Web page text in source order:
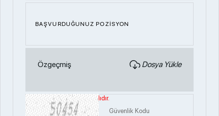
BAŞVURDUĞUNUZ POZİSYON
Özgeçmiş Dosya Yükle
Dosya boyutu 5 mb ile sınırlıdır.